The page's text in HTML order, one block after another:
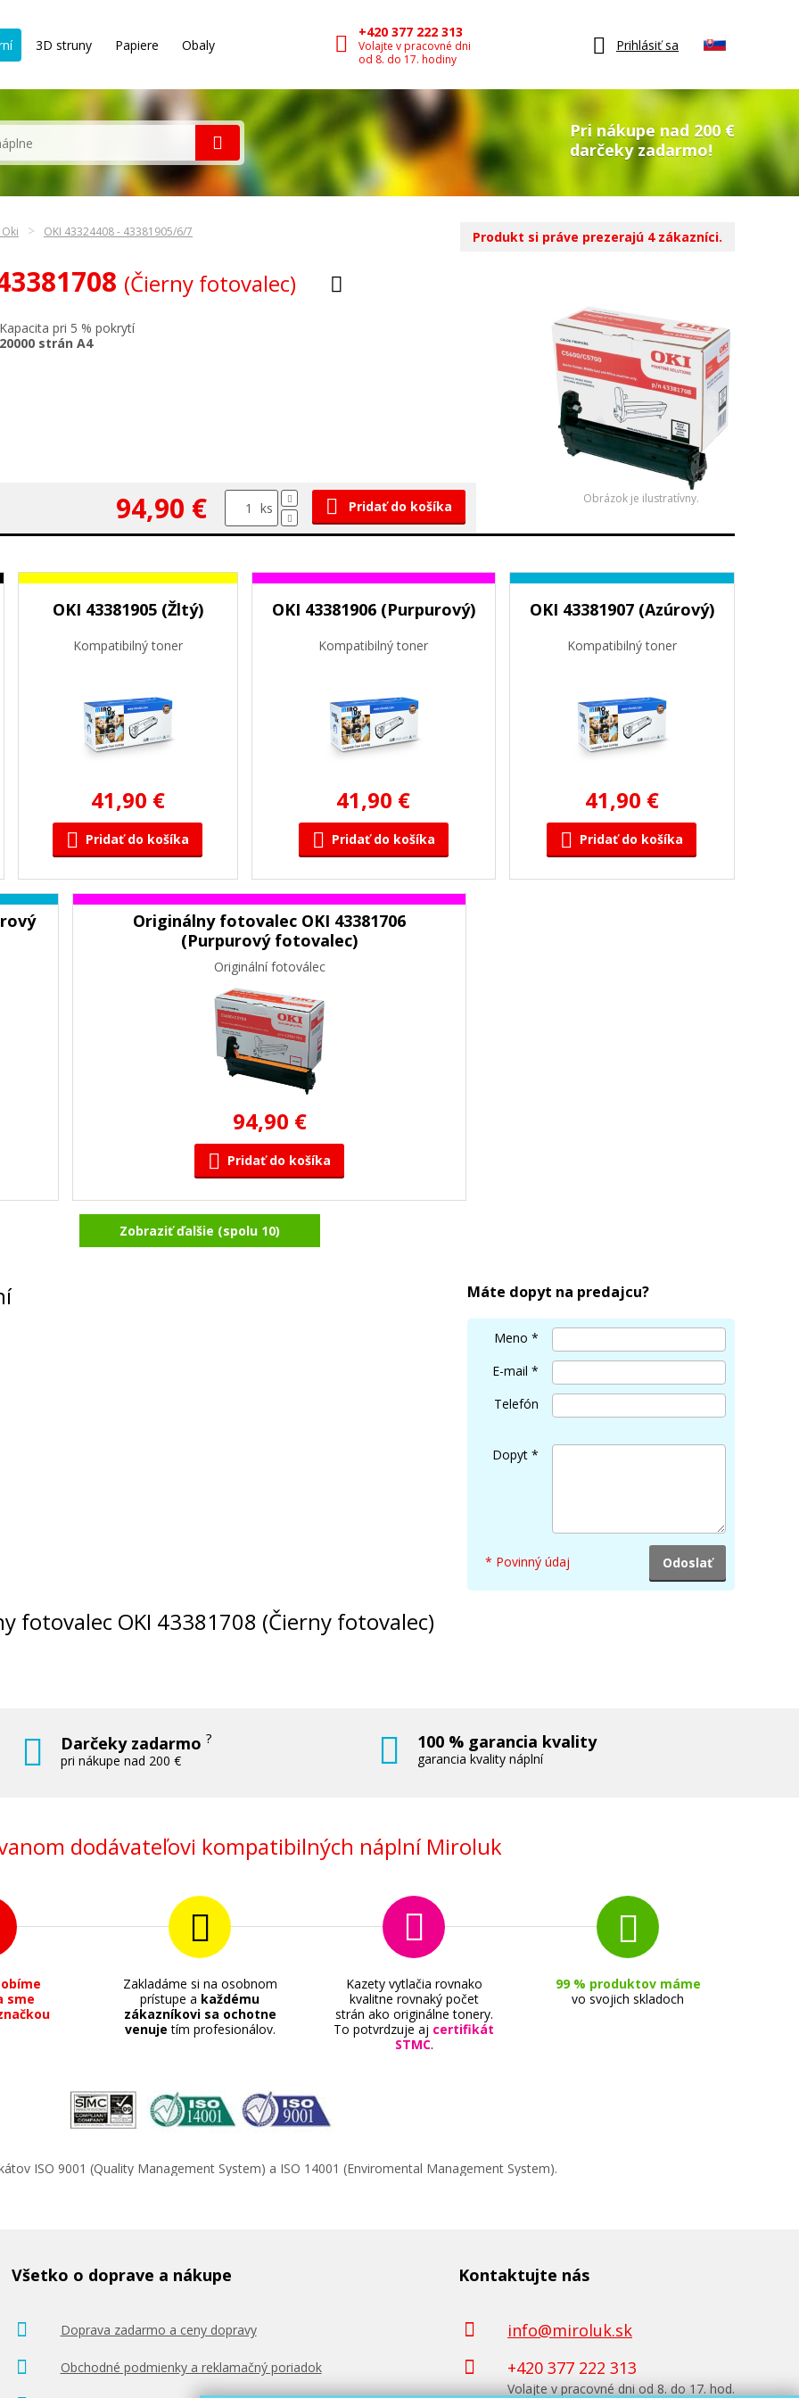
3D struny Papiere Obaly
+420 377 222 313
Volajte v pracovné dni
od 8. do 17. hodiny
Prihlásiť sa
Pri nákupe nad 200 €
darčeky zadarmo!
OKI 43324408 - 43381905/6/7
(Čierny fotovalec)
Kapacita pri 5 % pokrytí
20000 strán A4
94,90 € ks Pridať do košíka Obrázok je ilustratívny.
Produkt si práve prezerajú 4 zákazníci.
OKI 43381905 (Žltý)
Kompatibilný toner
41,90 €
Pridať do košíka
OKI 43381906 (Purpurový)
Kompatibilný toner
41,90 €
Pridať do košíka
OKI 43381907 (Azúrový)
Kompatibilný toner
41,90 €
Pridať do košíka
Originálny fotovalec OKI 43381706
(Purpurový fotovalec)
Originální fotoválec
94,90 €
Pridať do košíka
OKI 43381906 (Purpurový)
Originálny toner
148,90 €
Zobraziť ďalšie (spolu 10)
Máte dopyt na predajcu?
Meno *
E-mail *
Telefón
Dopyt *
* Povinný údaj
fotovalec OKI 43381708 (Čierny fotovalec)
Darčeky zadarmo?
pri nákupe nad 200 €
100 % garancia kvality
garancia kvality náplní
dodávateľovi kompatibilných náplní Miroluk
sme
Zakladáme si na osobnom
prístupe a každému
zákazníkovi sa ochotne
venuje tím profesionálov.
Kazety vytlačia rovnako
kvalitne rovnaký počet
strán ako originálne tonery.
To potvrdzuje aj certifikát
STMC.
99 % produktov máme
vo svojich skladoch
ISO 9001 (Quality Management System) a ISO 14001 (Enviromental Management System).
Všetko o doprave a nákupe
Doprava zadarmo a ceny dopravy
Obchodné podmienky a reklamačný poriadok
Kontaktujte nás
info@miroluk.sk
+420 377 222 313
Volajte v pracovné dni od 8. do 17. hod.